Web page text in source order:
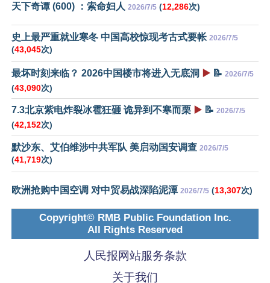
天下奇谭 (600) ：索命妇人 2026/7/5 (12,286次)
史上最严重就业寒冬 中国高校惊现考古式要帐 2026/7/5
(43,045次)
最坏时刻来临？ 2026中国楼市将进入无底洞 ▶️ 📝 2026/7/5
(43,090次)
7.3北京紫电炸裂冰雹狂砸 诡异到不寒而栗 ▶️ 📝 2026/7/5
(42,152次)
默沙东、艾伯维涉中共军队 美启动国安调查 2026/7/5
(41,719次)
欧洲抢购中国空调 对中贸易战深陷泥潭 2026/7/5 (13,307次)
Copyright© RMB Public Foundation Inc.
All Rights Reserved
人民报网站服务条款
关于我们